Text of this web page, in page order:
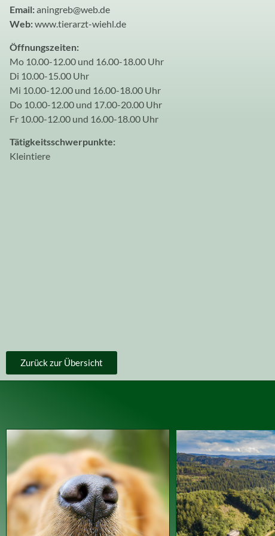
Email:aningreb@web.de
Web:www.tierarzt-wiehl.de
Öffnungszeiten:
Mo 10.00-12.00 und 16.00-18.00 Uhr
Di 10.00-15.00 Uhr
Mi 10.00-12.00 und 16.00-18.00 Uhr
Do 10.00-12.00 und 17.00-20.00 Uhr
Fr 10.00-12.00 und 16.00-18.00 Uhr
Tätigkeitsschwerpunkte:
Kleintiere
Zurück zur Übersicht